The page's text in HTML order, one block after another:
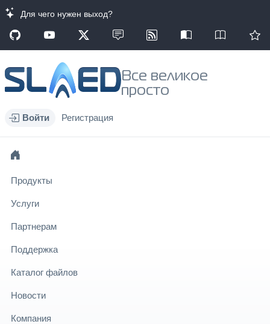
Для чего нужен выход?
Все великое
просто
Войти Регистрация
Продукты
Услуги
Партнерам
Поддержка
Каталог файлов
Новости
Компания